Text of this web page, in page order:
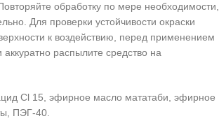
обработку по мере необходимости,
Для проверки устойчивости окраски
к воздействию, перед применением
распылите средство на
Сl 15, эфирное масло мататаби, эфирное
ПЭГ-40.